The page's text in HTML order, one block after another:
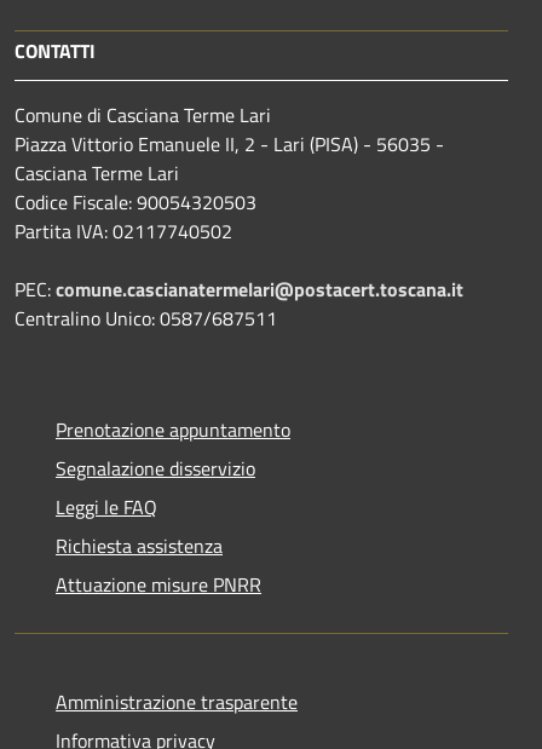
CONTATTI
Comune di Casciana Terme Lari
Piazza Vittorio Emanuele II, 2 - Lari (PISA) - 56035 -
Casciana Terme Lari
Codice Fiscale: 90054320503
Partita IVA: 02117740502
PEC:comune.cascianatermelari@postacert.toscana.it
Centralino Unico: 0587/687511
Prenotazione appuntamento
Segnalazione disservizio
Leggi le FAQ
Richiesta assistenza
Attuazione misure PNRR
Amministrazione trasparente
Informativa privacy